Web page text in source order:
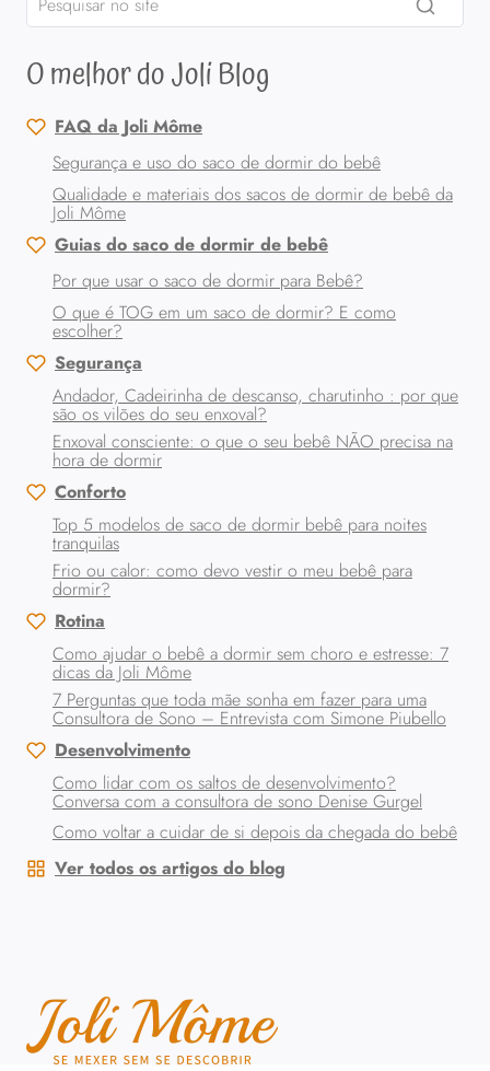
5
QUE
PODEM
SE
TORNAR
ESSENCIAIS
O melhor do Joli Blog
FAQ da Joli Môme
Segurança e uso do saco de dormir do bebê
Qualidade e materiais dos sacos de dormir de bebê da
Joli Môme
Guias do saco de dormir de bebê
Por que usar o saco de dormir para Bebê?
O que é TOG em um saco de dormir? E como
escolher?
Segurança
Andador, Cadeirinha de descanso, charutinho : por que
são os vilões do seu enxoval?
Enxoval consciente: o que o seu bebê NÃO precisa na
hora de dormir
Conforto
Top 5 modelos de saco de dormir bebê para noites
tranquilas
Frio ou calor: como devo vestir o meu bebê para
dormir?
Rotina
Como ajudar o bebê a dormir sem choro e estresse: 7
dicas da Joli Môme
7 Perguntas que toda mãe sonha em fazer para uma
Consultora de Sono – Entrevista com Simone Piubello
Desenvolvimento
Como lidar com os saltos de desenvolvimento?
Conversa com a consultora de sono Denise Gurgel
Como voltar a cuidar de si depois da chegada do bebê
Ver todos os artigos do blog